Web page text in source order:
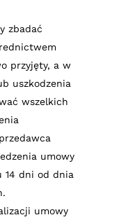
zbadać
przyjęty, a w
uszkodzenia
wszelkich
umowy
14 dni od dnia
umowy